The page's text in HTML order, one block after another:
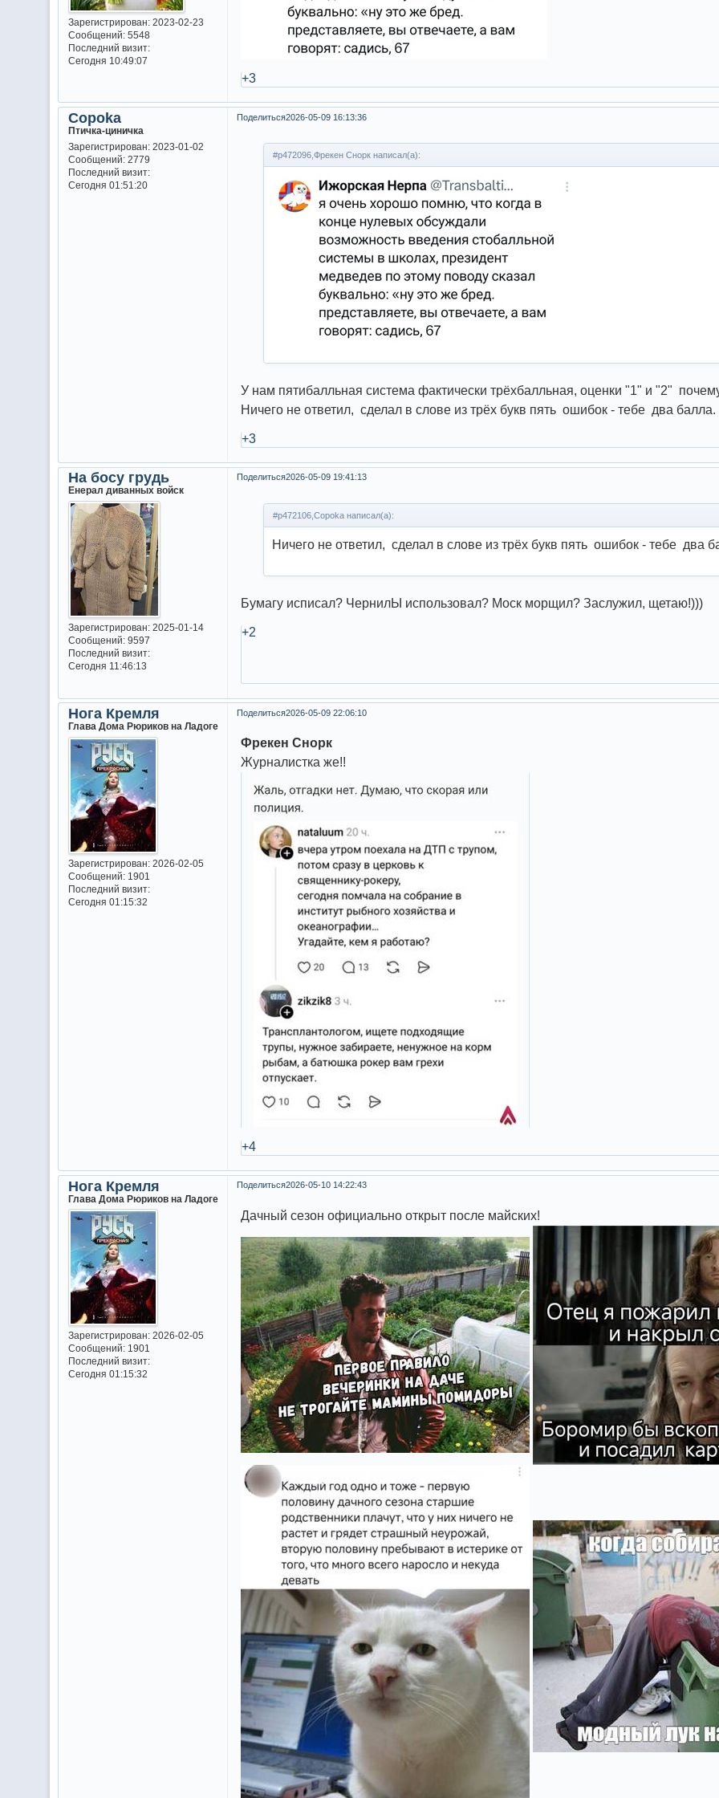
Зарегистрирован: 2023-02-23
Сообщений:5548
Последний визит:
Сегодня 10:49:07
+3
Поделиться2026-05-09 16:13:36
Copoka
Птичка-циничка
Зарегистрирован: 2023-01-02
Сообщений:2779
Последний визит:
Сегодня 01:51:20
#p472096,Фрекен Снорк написал(а):
У нам пятибалльная система фактически трёхбалльная, оценки "1" и "2"
Ничего не ответил, сделал в слове из трёх букв пять ошибок - тебе два
+3
Поделиться2026-05-09 19:41:13
На босу грудь
Енерал диванных войск
Зарегистрирован: 2025-01-14
Сообщений:9597
Последний визит:
Сегодня 11:46:13
#p472106,Copoka написал(а):
Ничего не ответил, сделал в слове из трёх букв пять ошибок - тебе два
Бумагу исписал? ЧернилЫ использовал? Моск морщил? Заслужил, щетаю!)))
+2
Поделиться2026-05-09 22:06:10
Нога Кремля
Глава Дома Рюриков на Ладоге
Зарегистрирован: 2026-02-05
Сообщений:1901
Последний визит:
Сегодня 01:15:32
Фрекен Снорк
Журналистка же!!
+4
Поделиться2026-05-10 14:22:43
Нога Кремля
Глава Дома Рюриков на Ладоге
Зарегистрирован: 2026-02-05
Сообщений:1901
Последний визит:
Сегодня 01:15:32
Дачный сезон официально открыт после майских!